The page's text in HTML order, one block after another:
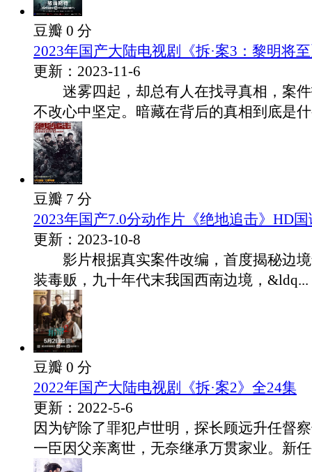
豆瓣 0 分
2023年国产大陆电视剧《拆·案3：黎明将
更新：2023-11-6
迷雾四起，却总有人在找寻真相，案件
不改心中坚定。暗藏在背后的真相到底是
豆瓣 7 分
2023年国产7.0分动作片《绝地追击》HD
更新：2023-10-8
影片根据真实案件改编，首度揭秘边境
装毒贩，九十年代末我国西南边境，&ldq...
豆瓣 0 分
2022年国产大陆电视剧《拆·案2》全24集
更新：2022-5-6
因为铲除了罪犯卢世明，探长顾远升任督
一臣因父亲离世，无奈继承万贯家业。新